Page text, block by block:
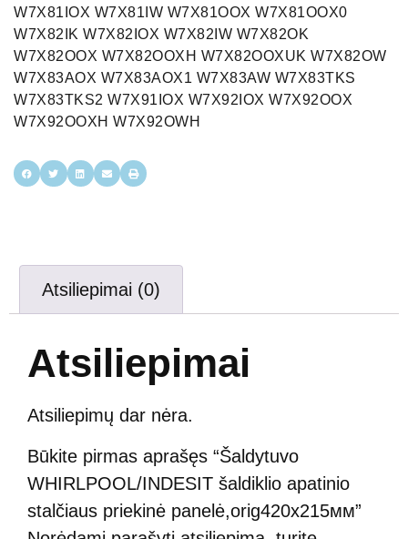
W7X81IOX W7X81IW W7X81OOX W7X81OOX0
W7X82IK W7X82IOX W7X82IW W7X82OK
W7X82OOX W7X82OOXH W7X82OOXUK W7X82OW
W7X83AOX W7X83AOX1 W7X83AW W7X83TKS
W7X83TKS2 W7X91IOX W7X92IOX W7X92OOX
W7X92OOXH W7X92OWH
Atsiliepimai (0)
Atsiliepimai
Atsiliepimų dar nėra.
Būkite pirmas aprašęs “Šaldytuvo
WHIRLPOOL/INDESIT šaldiklio apatinio
stalčiaus priekinė panelė,orig420х215мм”